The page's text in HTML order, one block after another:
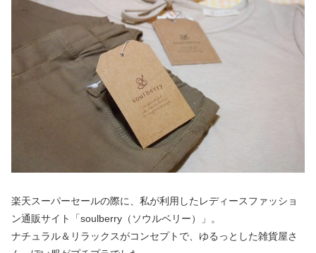
楽天スーパーセールの際に、私が利用したレディースファッショ
ン通販サイト「soulberry（ソウルベリー）」。
ナチュラル＆リラックスがコンセプトで、ゆるっとした雑貨屋さ